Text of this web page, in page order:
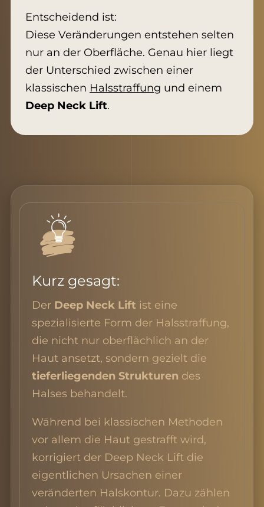
Entscheidend ist:
Diese Veränderungen entstehen selten
nur an der Oberfläche. Genau hier liegt
der Unterschied zwischen einer
klassischen Halsstraffung und einem
Deep Neck Lift.
Kurz gesagt:
Der Deep Neck Lift ist eine
spezialisierte Form der Halsstraffung,
die nicht nur oberflächlich an der
Haut ansetzt, sondern gezielt die
tieferliegenden Strukturen des
Halses behandelt.
Während bei klassischen Methoden
vor allem die Haut gestrafft wird,
korrigiert der Deep Neck Lift die
eigentlichen Ursachen einer
veränderten Halskontur. Dazu zählen